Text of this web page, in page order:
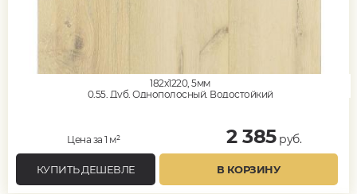
182x1220, 5мм
0,55, Дуб, Однополосный, Водостойкий
Цена за 1 м² 2 385руб.
КУПИТЬ ДЕШЕВЛЕ В КОРЗИНУ